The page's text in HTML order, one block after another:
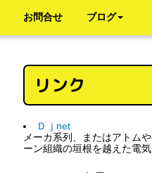
お問合せ ブログ
リンク
Ｄｊnet
メーカ系列、またはアトム
ーン組織の垣根を越えた電